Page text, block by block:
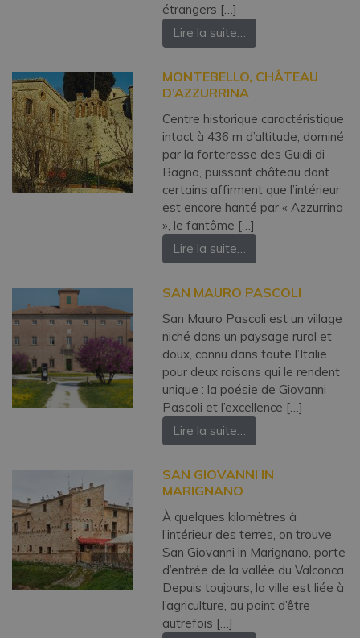
étrangers […]
Lire la suite…
MONTEBELLO, CHÂTEAU
D’AZZURRINA
Centre historique caractéristique
intact à 436 m d’altitude, dominé
par la forteresse des Guidi di
Bagno, puissant château dont
certains affirment que l’intérieur
est encore hanté par « Azzurrina
», le fantôme […]
Lire la suite…
SAN MAURO PASCOLI
San Mauro Pascoli est un village
niché dans un paysage rural et
doux, connu dans toute l’Italie
pour deux raisons qui le rendent
unique : la poésie de Giovanni
Pascoli et l’excellence […]
Lire la suite…
SAN GIOVANNI IN
MARIGNANO
À quelques kilomètres à
l’intérieur des terres, on trouve
San Giovanni in Marignano, porte
d’entrée de la vallée du Valconca.
Depuis toujours, la ville est liée à
l’agriculture, au point d’être
autrefois […]